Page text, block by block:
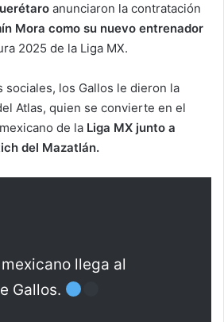
anunciaron la contratación
Mora como su nuevo entrenador
2025 de la Liga MX.
sociales, los Gallos le dieron la
Atlas, quien se convierte en el
de la Liga MX junto a
del Mazatlán.
llega al
Gallos.